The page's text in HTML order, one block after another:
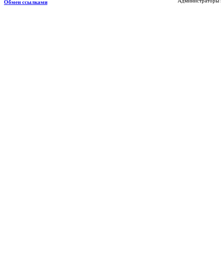
Обмен ссылками